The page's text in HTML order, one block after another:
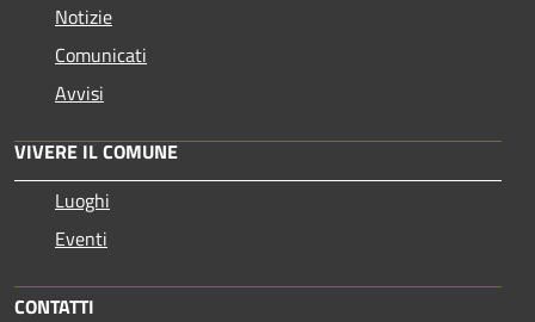
Notizie
Comunicati
Avvisi
VIVERE IL COMUNE
Luoghi
Eventi
CONTATTI